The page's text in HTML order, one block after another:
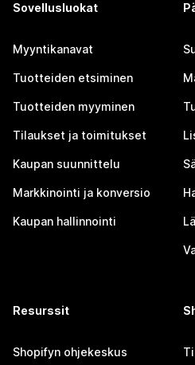
Sovellusluokat
Myyntikanavat
Tuotteiden etsiminen
Tuotteiden myyminen
Tilaukset ja toimitukset
Kaupan suunnittelu
Markkinointi ja konversio
Kaupan hallinnointi
Resurssit
Shopifyn ohjekeskus